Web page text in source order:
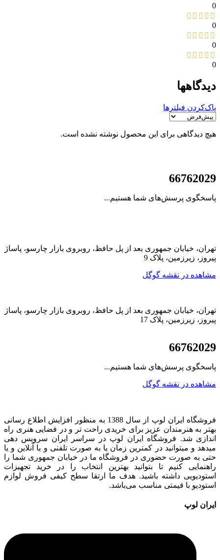
0
0
0
0
دیدگاهها
پاک‌کردن فیلترها
هیچ دیدگاهی برای این محصول نوشته نشده است.
66762029
پاسخگوی پرسش‌های شما هستیم...
تهران، خیابان جمهوری بعد از پل حافظ، روبروی بازار چارسو، پاساژ
پیروز، زیرزمین، پلاک 9
مشاهده در نقشه گوگل
تهران، خیابان جمهوری بعد از پل حافظ، روبروی بازار چارسو، پاساژ
پیروز، زیرزمین، پلاک 17
66762029
پاسخگوی پرسش‌های شما هستیم...
مشاهده در نقشه گوگل
فروشگاه ایران لوپ از سال 1388 به منظور افزایش اطلاع رسانی
بهتر به هنرمندان عزیز برای خریدی راحت تر و در فضایی هنری راه
اندازی شد. فروشگاه ایران لوپ در سراسر ایران سرویس دهی
میدهد و میتوانید در کمترین زمان یا به صورت تلفنی و یا آنلاین و یا
حتی به صورت حضوری در فروشگاه ما در خیابان جمهوری شما را
راهنمایی کنیم تا بتوانید بهترین انتخاب را در خرید تجهیزات
استودیویی داشته باشید. هدف ما ارتقا سطح کیفی فروش لوازم
استودیو با قیمتی مناسب می‌باشد.
ایران لوپ